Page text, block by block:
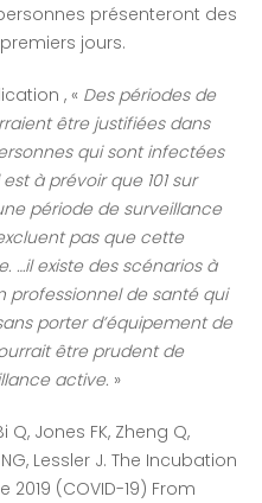
présenteront des
jours.
, « Des périodes de
être justifiées dans
qui sont infectées
à prévoir que 101 sur
période de surveillance
pas que cette
…il existe des scénarios à
professionnel de santé qui
porter d’équipement de
être prudent de
active. »
Q, Jones FK, Zheng Q,
Lessler J. The Incubation
(COVID-19) From